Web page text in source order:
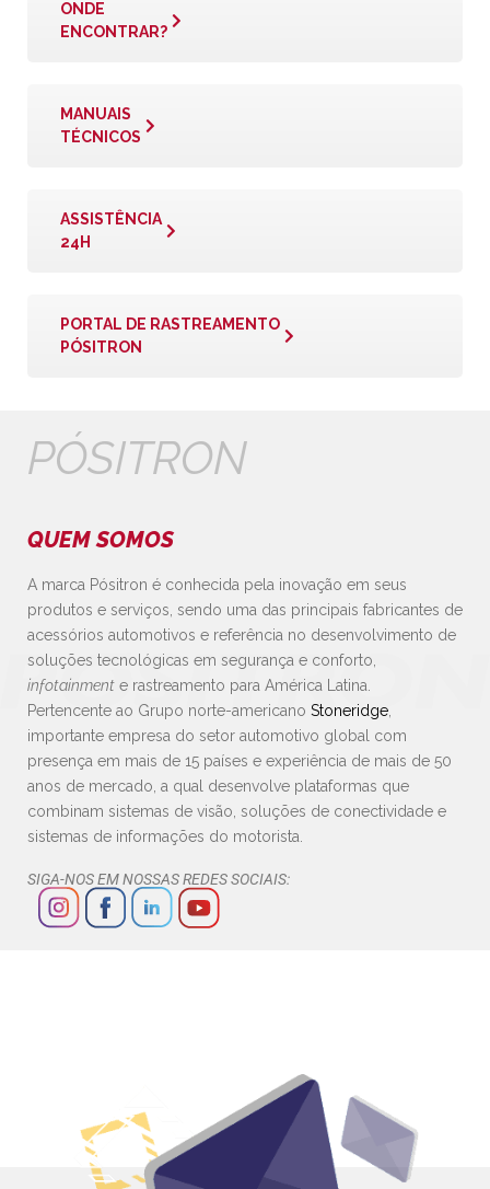
ONDE
ENCONTRAR?
MANUAIS
TÉCNICOS
ASSISTÊNCIA
24H
PORTAL DE RASTREAMENTO
PÓSITRON
PÓSITRON
QUEM SOMOS
A marca Pósitron é conhecida pela inovação em seus
produtos e serviços, sendo uma das principais fabricantes de
acessórios automotivos e referência no desenvolvimento de
soluções tecnológicas em segurança e conforto,
infotainment e rastreamento para América Latina.
Pertencente ao Grupo norte-americano Stoneridge
importante empresa do setor automotivo global com
presença em mais de 15 países e experiência de mais de 50
anos de mercado, a qual desenvolve plataformas que
combinam sistemas de visão, soluções de conectividade e
sistemas de informações do motorista.
SIGA-NOS EM NOSSAS REDES SOCIAIS: